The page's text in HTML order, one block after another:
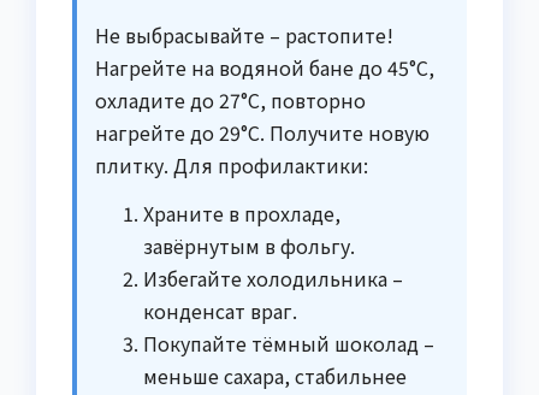
Не выбрасывайте – растопите!
Нагрейте на водяной бане до 45°C,
охладите до 27°C, повторно
нагрейте до 29°C. Получите новую
плитку. Для профилактики:
Храните в прохладе,
завёрнутым в фольгу.
Избегайте холодильника –
конденсат враг.
Покупайте тёмный шоколад –
меньше сахара, стабильнее